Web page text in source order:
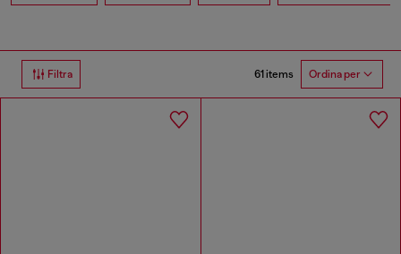
Filtra 61 items Ordina per